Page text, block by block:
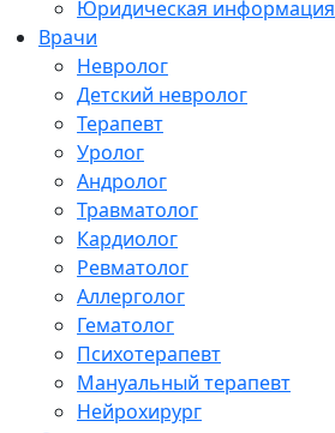
Юридическая информация
Врачи
Невролог
Детский невролог
Терапевт
Уролог
Андролог
Травматолог
Кардиолог
Ревматолог
Аллерголог
Гематолог
Психотерапевт
Мануальный терапевт
Нейрохирург